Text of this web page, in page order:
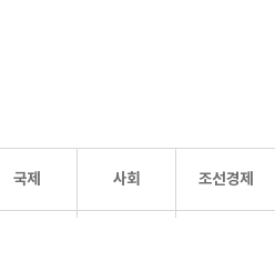
국제 사회 조선경제